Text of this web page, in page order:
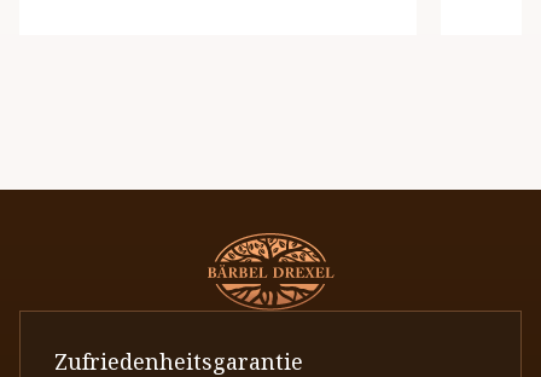
Zufriedenheitsgarantie